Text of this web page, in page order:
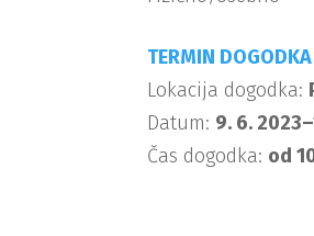
TERMIN DOGODKA
Lokacija dogodka:
Datum: 9. 6.
Čas dogodka: od